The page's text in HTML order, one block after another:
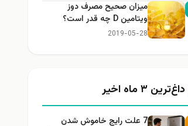
میزان صحیح مصرف دوز
ویتامین D چه قدر است؟
2019-05-28
داغ‌ترین ۳ ماه اخیر
7 علت رایج خاموش شدن